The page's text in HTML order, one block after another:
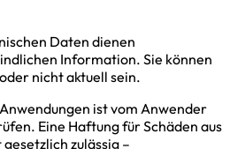
Daten dienen
Information. Sie können
nicht aktuell sein.
ist vom Anwender
Eine Haftung für Schäden aus
zulässig –